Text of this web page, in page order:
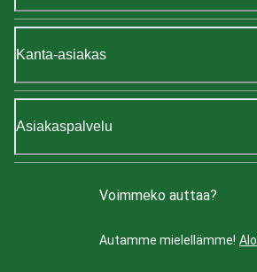
Kanta-asiakas
Asiakaspalvelu
Voimmeko auttaa?
Autamme mielellämme!